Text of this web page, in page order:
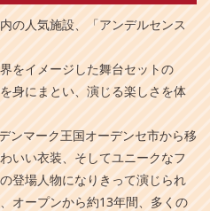
の人気施設、「アンデルセンス
をイメージした舞台セットの
身にまとい、演じる楽しさを体
ンマーク王国オーデンセ市から移
いい衣装、そしてユニークなフ
登場人物になりきって演じられ
オープンから約13年間、多くの